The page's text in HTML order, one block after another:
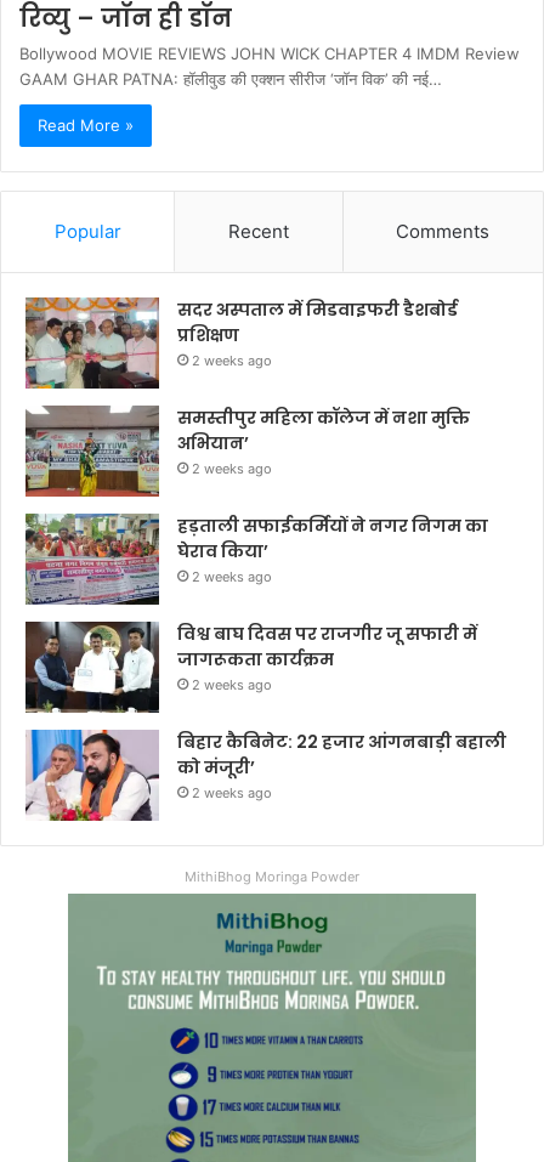
रिव्यु – जॉन ही डॉन
Bollywood MOVIE REVIEWS JOHN WICK CHAPTER 4 IMDM Review
GAAM GHAR PATNA: हॉलीवुड की एक्शन सीरीज ‘जॉन विक’ की नई…
Read More »
Popular Recent Comments
सदर अस्पताल में मिडवाइफरी डैशबोर्ड
प्रशिक्षण
2 weeks ago
समस्तीपुर महिला कॉलेज में नशा मुक्ति
अभियान’
2 weeks ago
हड़ताली सफाईकर्मियों ने नगर निगम का
घेराव किया’
2 weeks ago
विश्व बाघ दिवस पर राजगीर जू सफारी में
जागरूकता कार्यक्रम
2 weeks ago
बिहार कैबिनेट: 22 हजार आंगनबाड़ी बहाली
को मंजूरी’
2 weeks ago
MithiBhog Moringa Powder